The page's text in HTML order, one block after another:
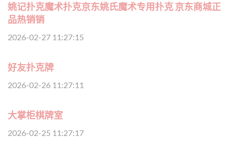
姚记扑克魔术扑克京东姚氏魔术专用扑克 京东商城正
品热销销
2026-02-27 11:27:15
好友扑克牌
2026-02-26 11:27:11
大掌柜棋牌室
2026-02-25 11:27:17